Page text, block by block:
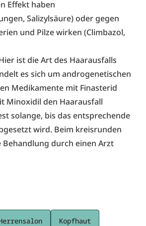
Effekt haben
Salizylsäure) oder gegen
und Pilze wirken (Climbazol,
ist die Art des Haarausfalls
es sich um androgenetischen
Medikamente mit Finasterid
Minoxidil den Haarausfall
solange, bis das entsprechende
wird. Beim kreisrunden
Behandlung durch einen Arzt
Kopfhaut